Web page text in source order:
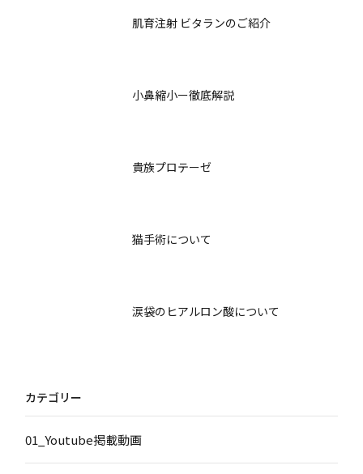
肌育注射 ビタランのご紹介
小鼻縮小ー徹底解説
貴族プロテーゼ
猫手術について
涙袋のヒアルロン酸について
カテゴリー
01_Youtube掲載動画